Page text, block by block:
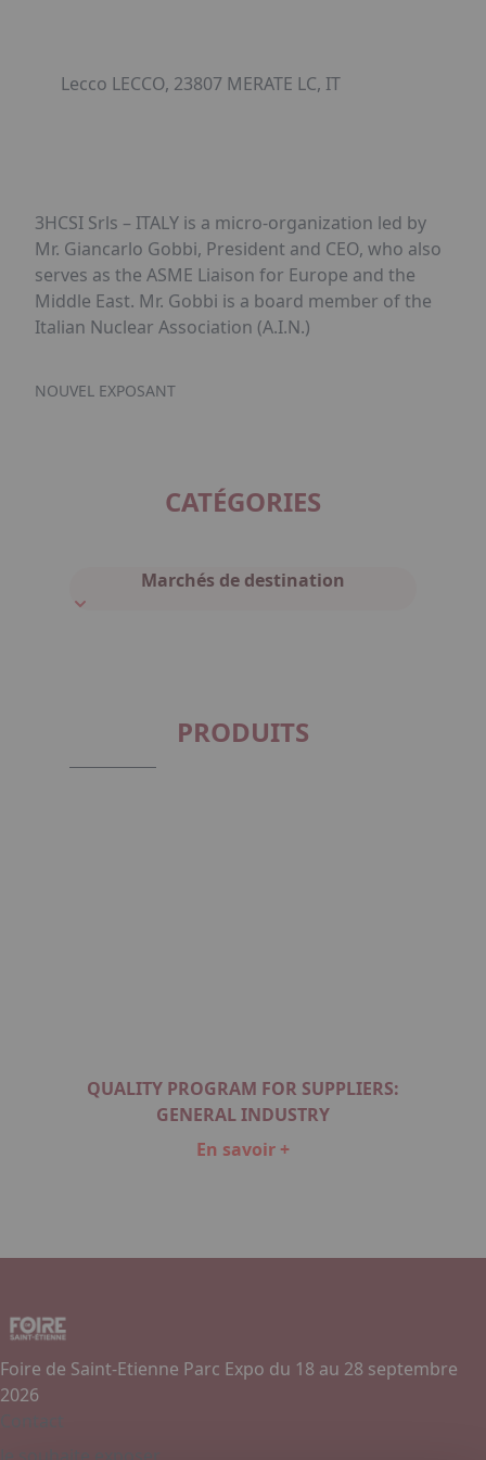
Lecco LECCO, 23807 MERATE LC, IT
3HCSI Srls – ITALY is a micro-organization led by
Mr. Giancarlo Gobbi, President and CEO, who also
serves as the ASME Liaison for Europe and the
Middle East. Mr. Gobbi is a board member of the
Italian Nuclear Association (A.I.N.)
NOUVEL EXPOSANT
CATÉGORIES
Marchés de destination
PRODUITS
QUALITY PROGRAM FOR SUPPLIERS:
GENERAL INDUSTRY
En savoir +
of
Foire de Saint-Etienne Parc Expo du 18 au 28 septembre
2026